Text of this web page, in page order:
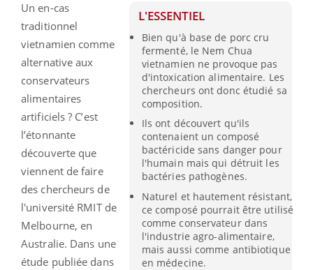
L'ESSENTIEL
Bien qu'à base de porc cru
fermenté, le Nem Chua
vietnamien ne provoque pas
d'intoxication alimentaire. Les
chercheurs ont donc étudié sa
composition.
Ils ont découvert qu'ils
contenaient un composé
bactéricide sans danger pour
l'humain mais qui détruit les
bactéries pathogènes.
Naturel et hautement résistant,
ce composé pourrait être utilisé
comme conservateur dans
l'industrie agro-alimentaire,
mais aussi comme antibiotique
en médecine.
Un en-cas
traditionnel
vietnamien comme
alternative aux
conservateurs
alimentaires
artificiels ? C’est
l’étonnante
découverte que
viennent de faire
des chercheurs de
l'université RMIT de
Melbourne, en
Australie. Dans une
étude publiée dans